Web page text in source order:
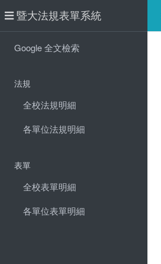
暨大法規表單系統
Google 全文檢索
法規
全校法規明細
各單位法規明細
表單
全校表單明細
各單位表單明細